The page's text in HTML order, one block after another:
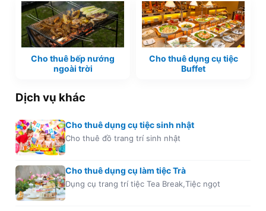
Cho thuê bếp nướng
ngoài trời
Cho thuê dụng cụ tiệc
Buffet
Dịch vụ khác
Cho thuê dụng cụ tiệc sinh nhật
Cho thuê đồ trang trí sinh nhật
Cho thuê dụng cụ làm tiệc Trà
Dụng cụ trang trí tiệc Tea Break,Tiệc ngọt